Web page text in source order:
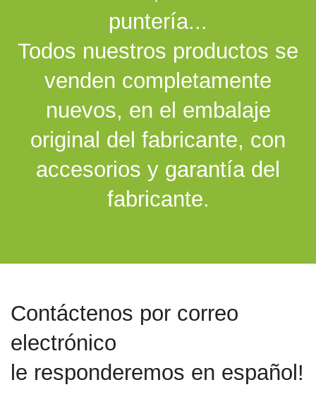
puntería...
Todos nuestros productos se
venden completamente
nuevos, en el embalaje
original del fabricante, con
accesorios y garantía del
fabricante.
Contáctenos por correo
electrónico
le responderemos en español!